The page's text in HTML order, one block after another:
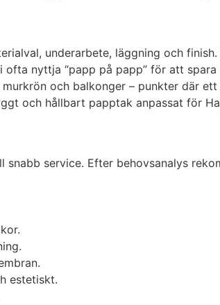
underarbete, läggning och
nyttja “papp på papp” för att
och balkonger – punkter där
och hållbart papptak anpassat för
service. Efter behovsanalys
estetiskt.